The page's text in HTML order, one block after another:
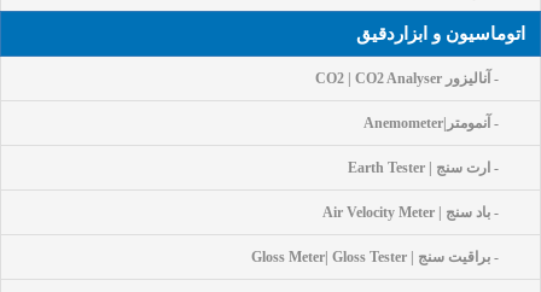
اتوماسیون و ابزاردقیق
- آنالیزور CO2 | CO2 Analyser
- آنمومتر|Anemometer
- ارت سنج | Earth Tester
- باد سنج | Air Velocity Meter
- براقیت سنج | Gloss Meter| Gloss Tester